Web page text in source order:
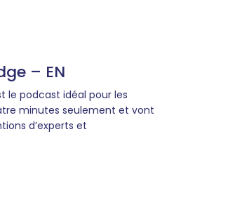
– EN
le podcast idéal pour les
minutes seulement et vont
d’experts et